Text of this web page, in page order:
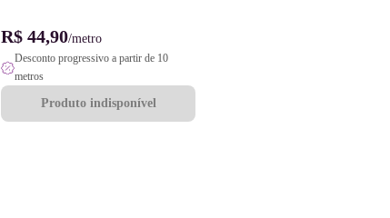
R$ 44,90/metro
Desconto progressivo a partir de 10
metros
Produto indisponível